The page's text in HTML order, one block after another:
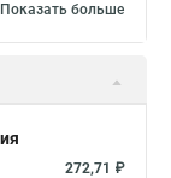
Показать больше
272,71 ₽